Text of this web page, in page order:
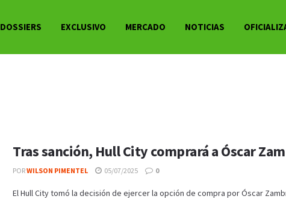
DOSSIERS EXCLUSIVO MERCADO NOTICIAS
Tras sanción, Hull City comprará a Óscar
PORWILSON PIMENTEL 05/07/2025 0
El Hull City tomó la decisión de ejercer la opción de compra por Óscar